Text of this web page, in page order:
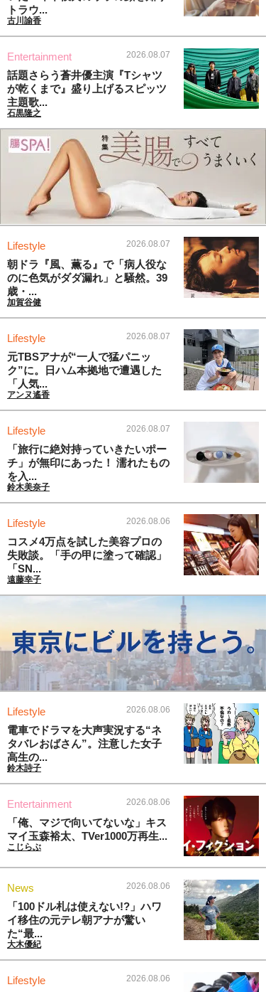
トラウ...
古川諭香
Entertainment 2026.08.07
話題さらう蒼井優主演『Tシャツ
が乾くまで』盛り上げるスピッツ
主題歌...
石黒隆之
Lifestyle 2026.08.07
朝ドラ『風、薫る』で「病人役な
のに色気がダダ漏れ」と騒然。39
歳・...
加賀谷健
Lifestyle 2026.08.07
元TBSアナが“一人で猛パニッ
ク”に。日ハム本拠地で遭遇した
「人気...
アンヌ遙香
Lifestyle 2026.08.07
「旅行に絶対持っていきたいポー
チ」が無印にあった！ 濡れたもの
を入...
鈴木美奈子
Lifestyle 2026.08.06
コスメ4万点を試した美容プロの
失敗談。「手の甲に塗って確認」
「SN...
遠藤幸子
Lifestyle 2026.08.06
電車でドラマを大声実況する“ネ
タバレおばさん”。注意した女子
高生の...
鈴木詩子
Entertainment 2026.08.06
「俺、マジで向いてないな」キス
マイ玉森裕太、TVer1000万再生...
こじらぶ
News 2026.08.06
「100ドル札は使えない!?」ハワ
イ移住の元テレ朝アナが驚い
た“最...
大木優紀
Lifestyle 2026.08.06